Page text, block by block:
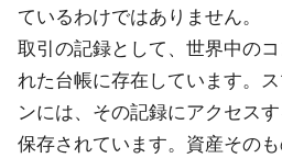
ているわけではありません。
取引の記録として、世界中の
れた台帳に存在しています。
ンには、その記録にアクセス
保存されています。資産その